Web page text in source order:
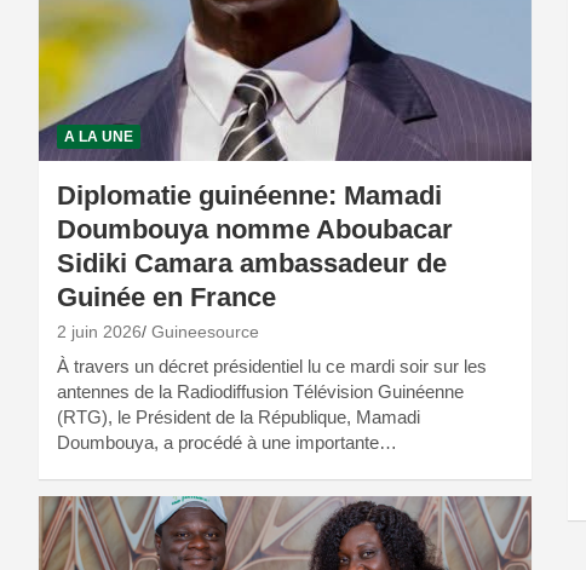
A LA UNE
Diplomatie guinéenne: Mamadi
Doumbouya nomme Aboubacar
Sidiki Camara ambassadeur de
Guinée en France
2 juin 2026 Guineesource
À travers un décret présidentiel lu ce mardi soir sur les
antennes de la Radiodiffusion Télévision Guinéenne
(RTG), le Président de la République, Mamadi
Doumbouya, a procédé à une importante…